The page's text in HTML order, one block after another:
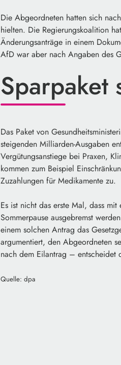
Die Abgeordneten hatten sich
hielten. Die Regierungskoalition
Änderungsanträge in einem
AfD war aber nach Angaben des
Sparpaket
Das Paket von
steigenden Milliarden-Ausgaben
Vergütungsanstiege bei Praxen,
kommen zum Beispiel
Zuzahlungen für Medikamente zu.
Es ist nicht das erste Mal, dass
Sommerpause ausgebremst
einem solchen Antrag das
argumentiert, den Abgeordneten
nach dem Eilantrag – entscheidet
Quelle: dpa